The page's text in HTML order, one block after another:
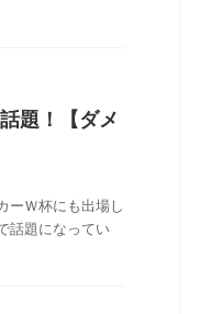
題！【ダメ
ーＷ杯にも出場し
話題になってい